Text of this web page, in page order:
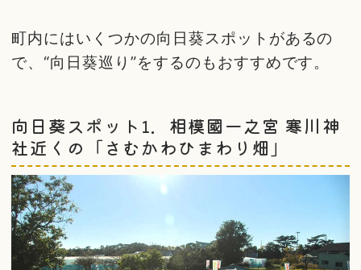
町内にはいくつかの向日葵スポットがあるの
で、“向日葵巡り”をするのもおすすめです。
向日葵スポット1．相模國一之宮 寒川神
社近くの「さむかわひまわり畑」